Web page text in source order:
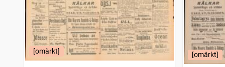
[omärkt] [omärkt]